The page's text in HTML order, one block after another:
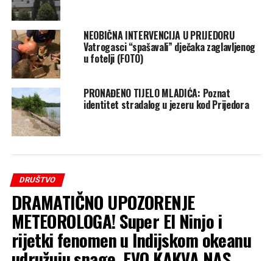
NEOBIČNA INTERVENCIJA U PRIJEDORU
Vatrogasci “spašavali” dječaka zaglavljenog
u fotelji (FOTO)
PRONAĐENO TIJELO MLADIĆA: Poznat
identitet stradalog u jezeru kod Prijedora
DRUŠTVO
DRAMATIČNO UPOZORENJE
METEOROLOGA! Super El Ninjo i
rijetki fenomen u Indijskom okeanu